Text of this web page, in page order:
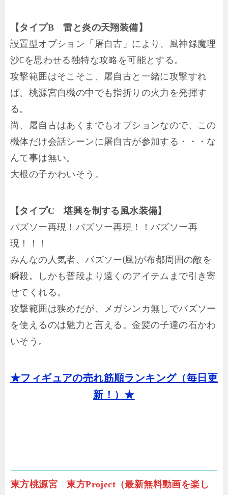
【タイプB 雷と炎の天翔装備】
設置型オプション「屠自古」により、風神録魔理
沙Cを思わせる独特な攻略を可能とする。
攻撃範囲はそこそこ、屠自古と一緒に攻撃すれ
ば、桃源宮自機の中でも指折りの火力を発揮す
る。
尚、屠自古はあくまでもオプションなので、この
機体だけ会話シーンに屠自古が参加する・・・な
んて事は無い。
大根の子かわいそう。
【タイプC 堪興を制する風水装備】
バズソー再現！バズソー再現！！バズソー再
現！！！
みんなの人気者、バズソー(風)が布都周囲の敵を
瞬殺。しかも普段より遠くのアイテムまで引き寄
せてくれる。
攻撃範囲は狭めだが、メガシンカ無しでバズソー
を使えるのは魅力と言える。金髪の子達の石かわ
いそう。
★フィギュアの売れ筋順ランキング（毎日更
新！）★
東方桃源宮 東方Project（最新無料動画を楽し